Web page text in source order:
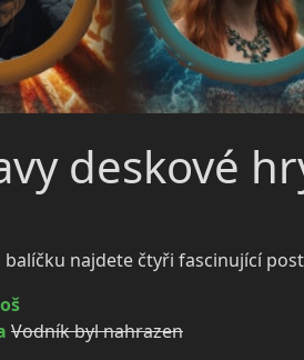
deskové
balíčku najdete čtyři fascinující
Vodník byl nahrazen